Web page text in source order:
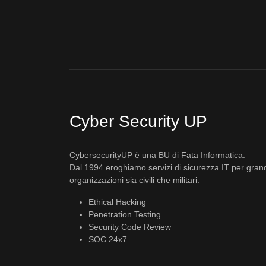
Cyber Security UP
CybersecurityUP è una BU di Fata Informatica.
Dal 1994 eroghiamo servizi di sicurezza IT per
organizzazioni sia civili che militari.
Ethical Hacking
Penetration Testing
Security Code Review
SOC 24x7